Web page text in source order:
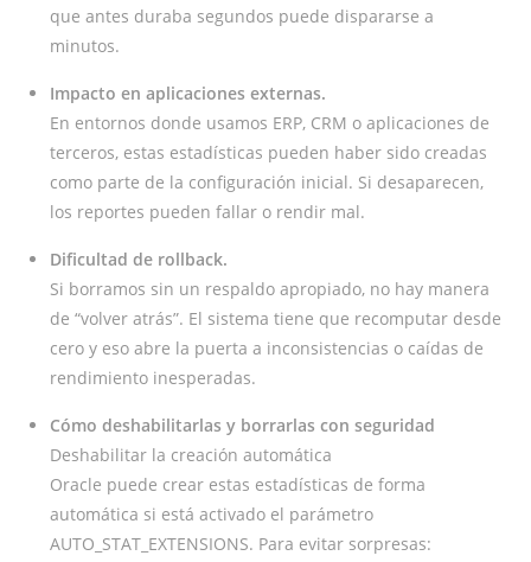
que antes duraba segundos puede dispararse a
minutos.
Impacto en aplicaciones externas.
En entornos donde usamos ERP, CRM o aplicaciones de
terceros, estas estadísticas pueden haber sido creadas
como parte de la configuración inicial. Si desaparecen,
los reportes pueden fallar o rendir mal.
Dificultad de rollback.
Si borramos sin un respaldo apropiado, no hay manera
de “volver atrás”. El sistema tiene que recomputar desde
cero y eso abre la puerta a inconsistencias o caídas de
rendimiento inesperadas.
Cómo deshabilitarlas y borrarlas con seguridad
Deshabilitar la creación automática
Oracle puede crear estas estadísticas de forma
automática si está activado el parámetro
AUTO_STAT_EXTENSIONS. Para evitar sorpresas: